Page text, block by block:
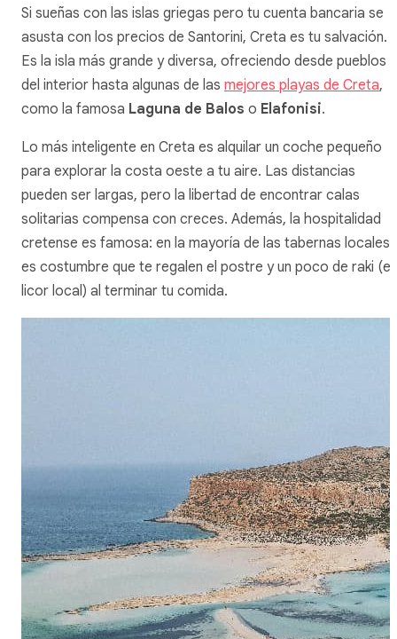
Si sueñas con las islas griegas pero tu cuenta bancaria se
asusta con los precios de Santorini, Creta es tu salvación.
Es la isla más grande y diversa, ofreciendo desde pueblos
del interior hasta algunas de las mejores playas de Creta,
como la famosa Laguna de Balos o Elafonisi.
Lo más inteligente en Creta es alquilar un coche pequeño
para explorar la costa oeste a tu aire. Las distancias
pueden ser largas, pero la libertad de encontrar calas
solitarias compensa con creces. Además, la hospitalidad
cretense es famosa: en la mayoría de las tabernas locales,
es costumbre que te regalen el postre y un poco de raki (el
licor local) al terminar tu comida.